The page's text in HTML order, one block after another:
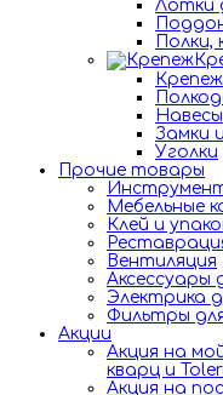
Лотки
Полки,
Навесы
Замки
Уголки
Прочие товары
Мебельные
Клей и
Вентиляция
Аксессуары
Электрика
Фильтры
Акции
Акция на
кварц и
Акция на